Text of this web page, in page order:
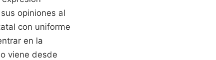
opiniones al
con uniforme
en la
viene desde